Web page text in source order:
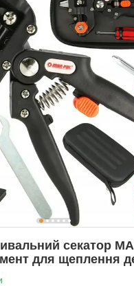
секатор
для щеплення